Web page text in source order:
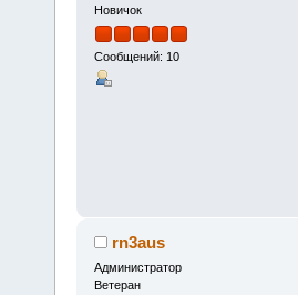
Новичок
Сообщений: 10
rn3aus
Администратор
Ветеран